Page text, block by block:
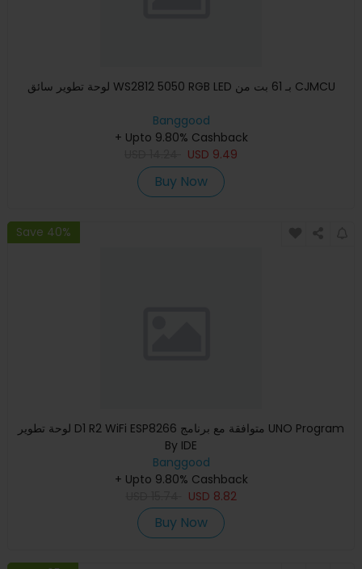
لوحة تطوير سائق WS2812 5050 RGB LED بـ 61 بت من CJMCU
Banggood
+ Upto 9.80% Cashback
USD 9.49
Buy Now
Save 40%
لوحة تطوير D1 R2 WiFi ESP8266 متوافقة مع برنامج UNO Program
By IDE
Banggood
+ Upto 9.80% Cashback
USD 8.82
Buy Now